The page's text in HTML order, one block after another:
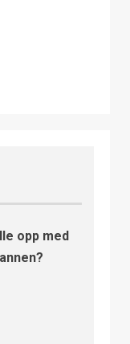
opp med